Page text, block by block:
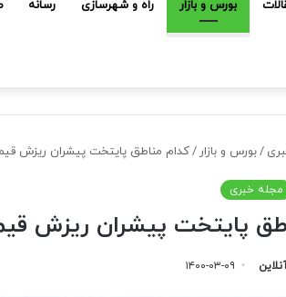
بورس و بازار راه و شهرسازی رسانه
/بورس و بازار /کدام مناطق پایتخت پیشران ریزش
مجله خبری
پایتخت پیشران ریزش
۱۴۰۰-۰۳-۰۹